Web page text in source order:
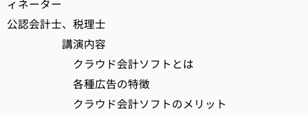
ィネーター
公認会計士、税理士
講演内容
クラウド会計ソフトとは
各種広告の特徴
クラウド会計ソフトのメリット